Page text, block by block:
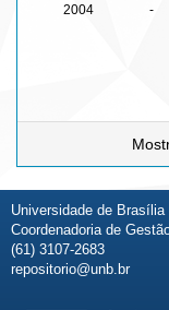
2004 -
Universidade de
Coordenadoria de
(61) 3107-2683
repositorio@unb.br